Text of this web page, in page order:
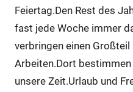
Feiertag.Den Rest des
fast jede Woche immer
verbringen einen
Arbeiten.Dort bestimmen
unsere Zeit.Urlaub und